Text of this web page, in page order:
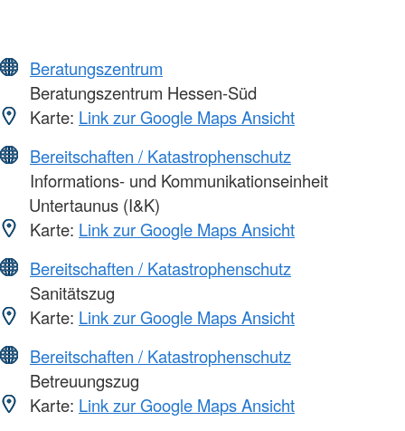
Beratungszentrum
Beratungszentrum Hessen-Süd
Karte: Link zur Google Maps Ansicht
Bereitschaften / Katastrophenschutz
Informations- und Kommunikationseinheit
Untertaunus (I&K)
Karte: Link zur Google Maps Ansicht
Bereitschaften / Katastrophenschutz
Sanitätszug
Karte: Link zur Google Maps Ansicht
Bereitschaften / Katastrophenschutz
Betreuungszug
Karte: Link zur Google Maps Ansicht